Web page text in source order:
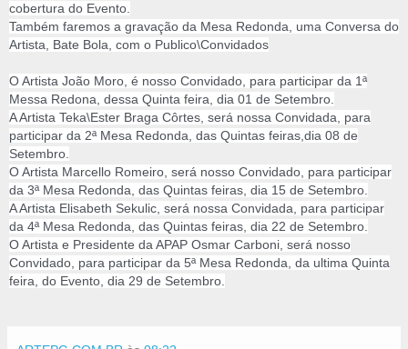
cobertura do Evento.
Também faremos a gravação da Mesa Redonda, uma Conversa do
Artista, Bate Bola, com o Publico\Convidados
O Artista João Moro, é nosso Convidado, para participar da 1ª
Messa Redona, dessa Quinta feira, dia 01 de Setembro.
A Artista Teka\Ester Braga Côrtes, será nossa Convidada, para
participar da 2ª Mesa Redonda, das Quintas feiras,dia 08 de
Setembro.
O Artista Marcello Romeiro, será nosso Convidado, para participar
da 3ª Mesa Redonda, das Quintas feiras, dia 15 de Setembro.
A Artista Elisabeth Sekulic, será nossa Convidada, para participar
da 4ª Mesa Redonda, das Quintas feiras, dia 22 de Setembro.
O Artista e Presidente da APAP Osmar Carboni, será nosso
Convidado, para participar da 5ª Mesa Redonda, da ultima Quinta
feira, do Evento, dia 29 de Setembro.